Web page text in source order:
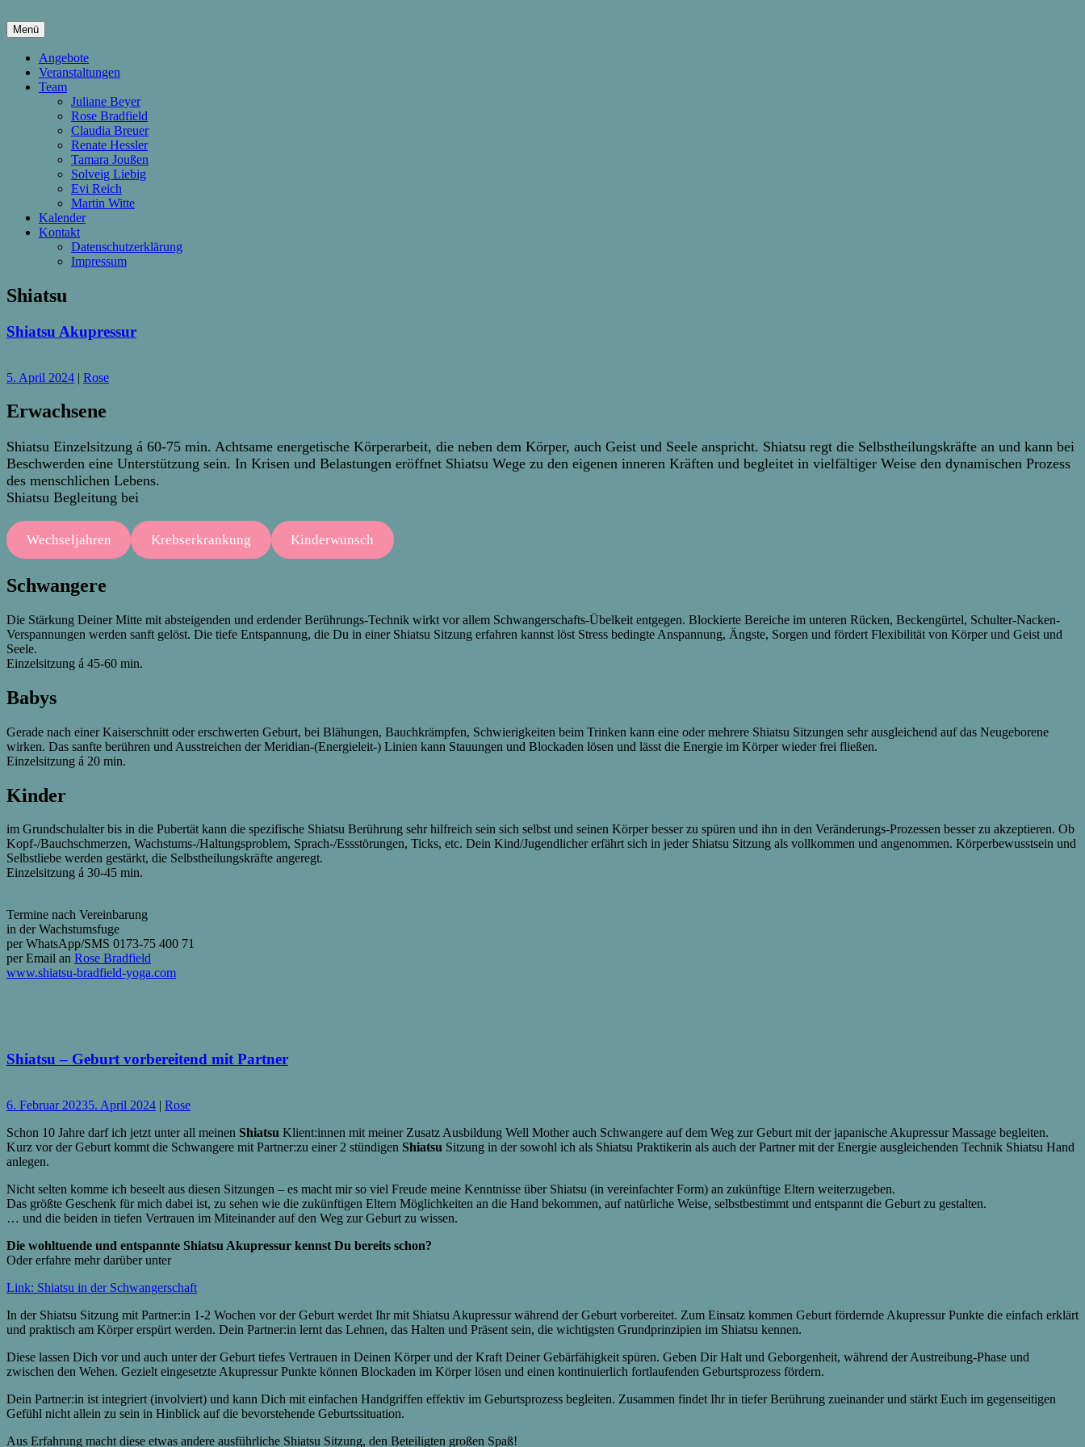
zum
InhaltDie Wachstumsfuge
Menü
Angebote
Veranstaltungen
Team
Juliane Beyer
Rose Bradfield
Claudia Breuer
Renate Hessler
Tamara Joußen
Solveig Liebig
Evi Reich
Martin Witte
Kalender
Kontakt
Datenschutzerklärung
Impressum
Shiatsu
Shiatsu Akupressur
5. April 2024 | Rose
Erwachsene
Shiatsu Einzelsitzung á 60-75 min. Achtsame energetische Körperarbeit, die neben dem Körper, auch Geist und Seele anspricht. Shiatsu regt die Selbstheilungskräfte an und kann bei
Beschwerden eine Unterstützung sein. In Krisen und Belastungen eröffnet Shiatsu Wege zu den eigenen inneren Kräften und begleitet in vielfältiger Weise den dynamischen Prozess
des menschlichen Lebens.
Shiatsu Begleitung bei
Wechseljahren Krebserkrankung Kinderwunsch
Schwangere
Die Stärkung Deiner Mitte mit absteigenden und erdender Berührungs-Technik wirkt vor allem Schwangerschafts-Übelkeit entgegen. Blockierte Bereiche im unteren Rücken, Beckengürtel, Schulter-Nacken-
Verspannungen werden sanft gelöst. Die tiefe Entspannung, die Du in einer Shiatsu Sitzung erfahren kannst löst Stress bedingte Anspannung, Ängste, Sorgen und fördert Flexibilität von Körper und Geist und
Seele.
Einzelsitzung á 45-60 min.
Babys
Gerade nach einer Kaiserschnitt oder erschwerten Geburt, bei Blähungen, Bauchkrämpfen, Schwierigkeiten beim Trinken kann eine oder mehrere Shiatsu Sitzungen sehr ausgleichend auf das Neugeborene
wirken. Das sanfte berühren und Ausstreichen der Meridian-(Energieleit-) Linien kann Stauungen und Blockaden lösen und lässt die Energie im Körper wieder frei fließen.
Einzelsitzung á 20 min.
Kinder
im Grundschulalter bis in die Pubertät kann die spezifische Shiatsu Berührung sehr hilfreich sein sich selbst und seinen Körper besser zu spüren und ihn in den Veränderungs-Prozessen besser zu akzeptieren. Ob
Kopf-/Bauchschmerzen, Wachstums-/Haltungsproblem, Sprach-/Essstörungen, Ticks, etc. Dein Kind/Jugendlicher erfährt sich in jeder Shiatsu Sitzung als vollkommen und angenommen. Körperbewusstsein und
Selbstliebe werden gestärkt, die Selbstheilungskräfte angeregt.
Einzelsitzung á 30-45 min.
Termine nach Vereinbarung
in der Wachstumsfuge
per WhatsApp/SMS 0173-75 400 71
per Email an Rose Bradfield
www.shiatsu-bradfield-yoga.com
Shiatsu – Geburt vorbereitend mit Partner
6. Februar 20235. April 2024 | Rose
Schon 10 Jahre darf ich jetzt unter all meinen Shiatsu Klient:innen mit meiner Zusatz Ausbildung Well Mother auch Schwangere auf dem Weg zur Geburt mit der japanische Akupressur Massage begleiten.
Kurz vor der Geburt kommt die Schwangere mit Partner:zu einer 2 stündigen Shiatsu Sitzung in der sowohl ich als Shiatsu Praktikerin als auch der Partner mit der Energie ausgleichenden Technik Shiatsu Hand
anlegen.
Nicht selten komme ich beseelt aus diesen Sitzungen – es macht mir so viel Freude meine Kenntnisse über Shiatsu (in vereinfachter Form) an zukünftige Eltern weiterzugeben.
Das größte Geschenk für mich dabei ist, zu sehen wie die zukünftigen Eltern Möglichkeiten an die Hand bekommen, auf natürliche Weise, selbstbestimmt und entspannt die Geburt zu gestalten.
… und die beiden in tiefen Vertrauen im Miteinander auf den Weg zur Geburt zu wissen.
Die wohltuende und entspannte Shiatsu Akupressur kennst Du bereits schon?
Oder erfahre mehr darüber unter
Link: Shiatsu in der Schwangerschaft
In der Shiatsu Sitzung mit Partner:in 1-2 Wochen vor der Geburt werdet Ihr mit Shiatsu Akupressur während der Geburt vorbereitet. Zum Einsatz kommen Geburt fördernde Akupressur Punkte die einfach erklärt
und praktisch am Körper erspürt werden. Dein Partner:in lernt das Lehnen, das Halten und Präsent sein, die wichtigsten Grundprinzipien im Shiatsu kennen.
Diese lassen Dich vor und auch unter der Geburt tiefes Vertrauen in Deinen Körper und der Kraft Deiner Gebärfähigkeit spüren. Geben Dir Halt und Geborgenheit, während der Austreibung-Phase und
zwischen den Wehen. Gezielt eingesetzte Akupressur Punkte können Blockaden im Körper lösen und einen kontinuierlich fortlaufenden Geburtsprozess fördern.
Dein Partner:in ist integriert (involviert) und kann Dich mit einfachen Handgriffen effektiv im Geburtsprozess begleiten. Zusammen findet Ihr in tiefer Berührung zueinander und stärkt Euch im gegenseitigen
Gefühl nicht allein zu sein in Hinblick auf die bevorstehende Geburtssituation.
Aus Erfahrung macht diese etwas andere ausführliche Shiatsu Sitzung, den Beteiligten großen Spaß!